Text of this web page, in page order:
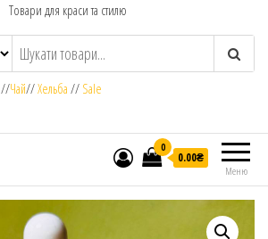
Товари для краси та стилю
//Чай//Хельба // Sale
Меню
0
0.00₴